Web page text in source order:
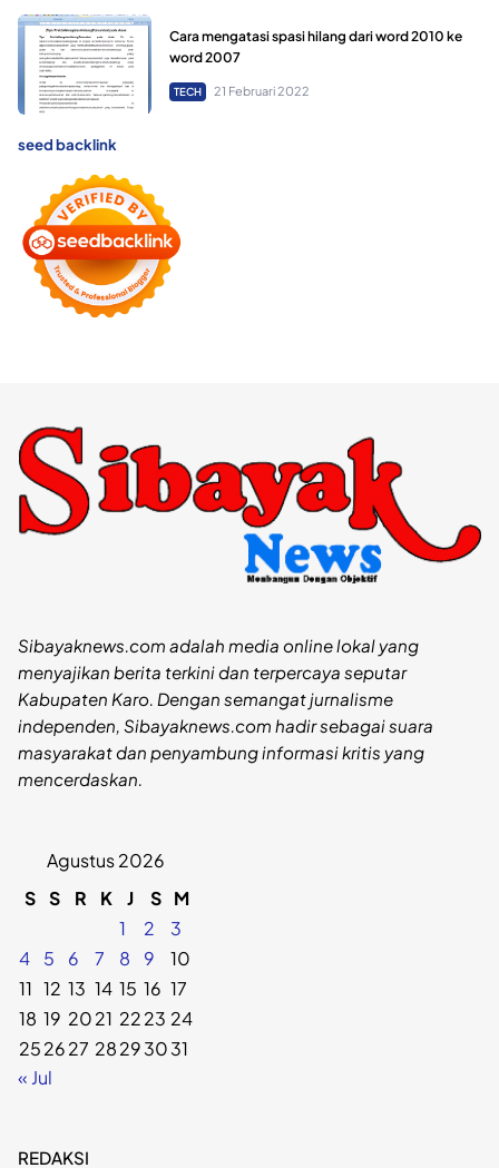
Cara mengatasi spasi hilang dari word 2010 ke
word 2007
TECH 21 Februari 2022
seed backlink
Sibayaknews.com adalah media online lokal yang
menyajikan berita terkini dan terpercaya seputar
Kabupaten Karo. Dengan semangat jurnalisme
independen, Sibayaknews.com hadir sebagai suara
masyarakat dan penyambung informasi kritis yang
mencerdaskan.
Agustus 2026
S S R K J S M
1
2
3
4
5 6 7 8 9
10
11 12 13 14 15 16 17
18 19 2021 2223 24
252627 28293031
« Jul
REDAKSI